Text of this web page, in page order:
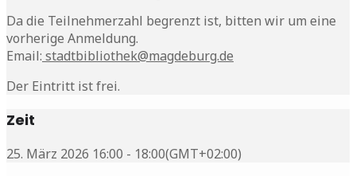
Da die Teilnehmerzahl begrenzt ist, bitten wir um eine
vorherige Anmeldung.
Email: stadtbibliothek@magdeburg.de
Der Eintritt ist frei.
Zeit
25. März 2026 16:00 - 18:00(GMT+02:00)